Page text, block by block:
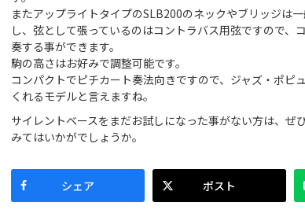
またアップライトタイプのSLB200のネックやブリッジは
し、弦として張っているのはコントラバス用弦ですので
奏する事ができます。
駒の高さはお好みで調整可能です。
コンパクトでピチカート奏法向きですので、ジャズ・ポピ
くれるモデルと言えますね。
サイレントベースをまだお試しになった事がない方は、ぜ
みてはいかがでしょうか。
シェア ポスト